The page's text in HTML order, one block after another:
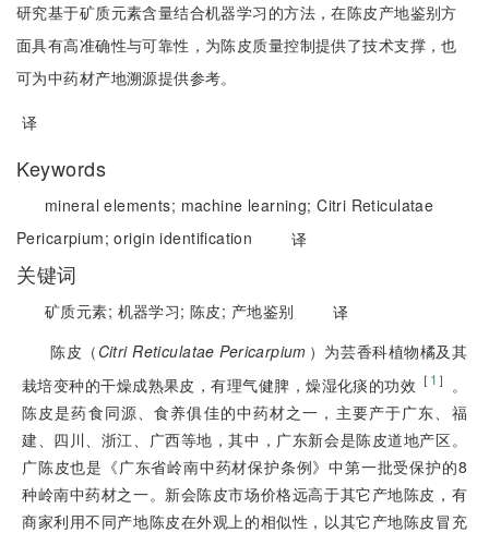
研究基于矿质元素含量结合机器学习的方法，在陈皮产地鉴别方
面具有高准确性与可靠性，为陈皮质量控制提供了技术支撑，也
可为中药材产地溯源提供参考。
译
Keywords
mineral elements; machine learning;Citri Reticulatae
Pericarpium;origin identification 译
关键词
矿质元素; 机器学习;陈皮; 产地鉴别
译
陈皮（ Citri Reticulatae Pericarpium ）为芸香科植物橘及其
栽培变种的干燥成熟果皮，有理气健脾，燥湿化痰的功效 ［ 1 ］
。
陈皮是药食同源、食养俱佳的中药材之一， 主要产于广东、福
建、四川、浙江、广西等地，其中，广东新会是陈皮道地产区。
广陈皮也是《广东省岭南中药材保护条例》中第一批受保护的8
种岭南中药材之一。新会陈皮市场价格远高于其它产地陈皮，有
商家利用不同产地陈皮在外观上的相似性，以其它产地陈皮冒充